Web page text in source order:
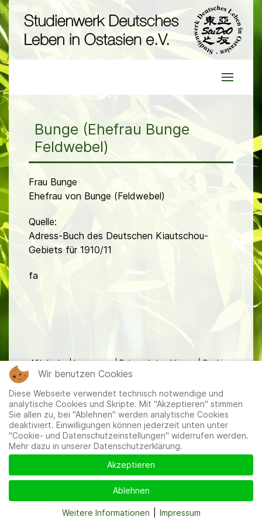
Bunge (Ehefrau Bunge
Feldwebel)
Frau Bunge
Ehefrau von Bunge (Feldwebel)
Quelle:
Adress-Buch des Deutschen Kiautschou-
Gebiets für 1910/11
fa
Mitglieder|Impressum|Datenschutzerklärung|Cookie-
und Datenschutzeinstellungen
Wir benutzen Cookies
Diese Webseite verwendet technisch notwendige und
analytische Cookies und Skripte. Mit "Akzeptieren" stimmen
Sie allen zu, bei "Ablehnen" werden analytische Cookies
deaktiviert. Einwilligungen können jederzeit unten unter
"Cookie- und Datenschutzeinstellungen" widerrufen werden.
Mehr dazu in unserer Datenschutzerklärung.
Akzeptieren
Ablehnen
Weitere Informationen Impressum